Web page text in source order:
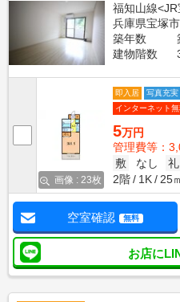
福知山線
兵庫県宝塚
築年数
建物階数
画像 : 23枚
即入居 写真充実
インターネット
5万円
管理費等：
敷
なし 礼
2階
1K 25
空室確認 無料
お店に